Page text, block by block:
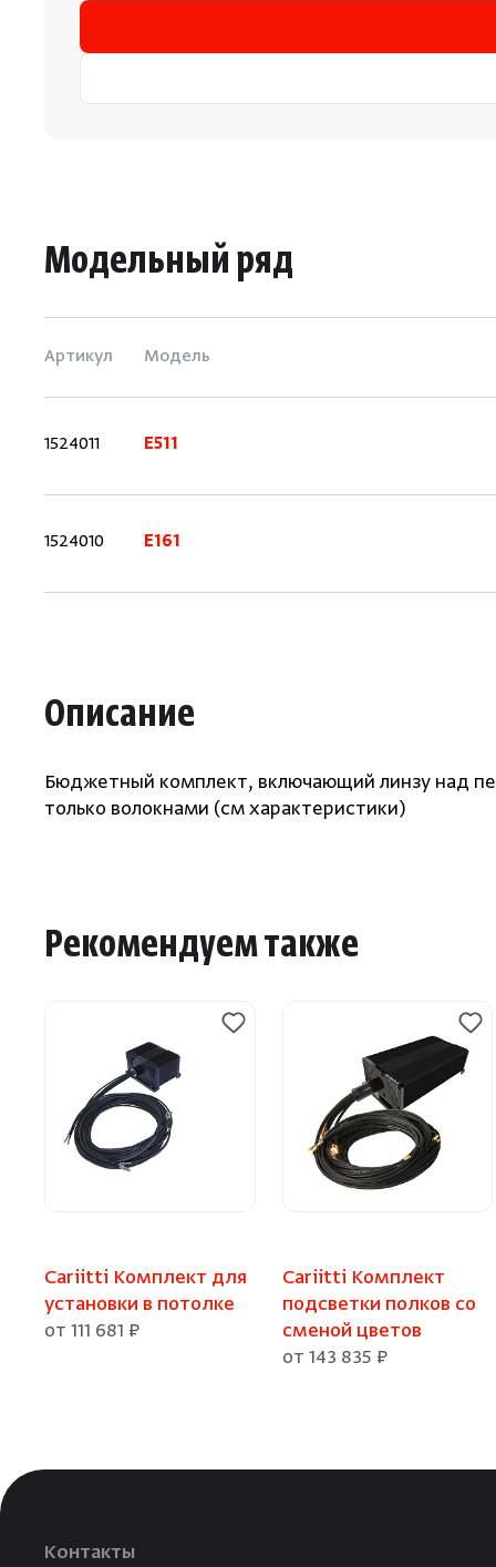
Модельный ряд
Артикул Модель
1524011 E511
1524010 E161
Описание
Бюджетный комплект, включающий линзу над
только волокнами (см характеристики)
Рекомендуем также
Cariitti Комплект для
установки в потолке
от 111 681 ₽
Cariitti Комплект
подсветки полков со
сменой цветов
от 143 835 ₽
Контакты